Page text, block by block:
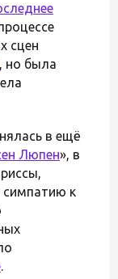
сцен
, но была
в ещё
Люпен», в
к
.